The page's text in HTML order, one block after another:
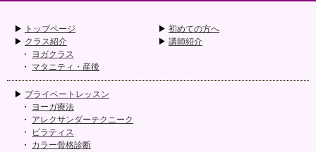
トップページ
初めての方へ
クラス紹介
ヨガクラス
マタニティ・産後
講師紹介
プライベートレッスン
ヨーガ療法
アレクサンダーテクニーク
ピラティス
カラー骨格診断